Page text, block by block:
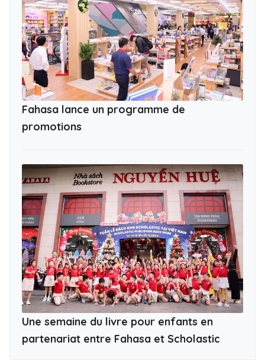
Fahasa lance un programme de
promotions
Une semaine du livre pour enfants en
partenariat entre Fahasa et Scholastic